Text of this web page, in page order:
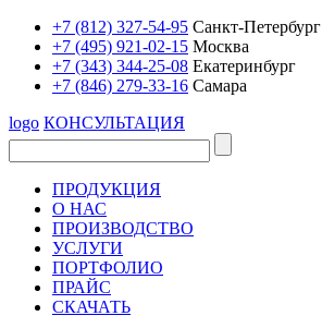
+7 (812) 327-54-95 Санкт-Петербург
+7 (495) 921-02-15 Москва
+7 (343) 344-25-08 Екатеринбург
+7 (846) 279-33-16 Самара
logo КОНСУЛЬТАЦИЯ
ПРОДУКЦИЯ
О НАС
ПРОИЗВОДСТВО
УСЛУГИ
ПОРТФОЛИО
ПРАЙС
СКАЧАТЬ